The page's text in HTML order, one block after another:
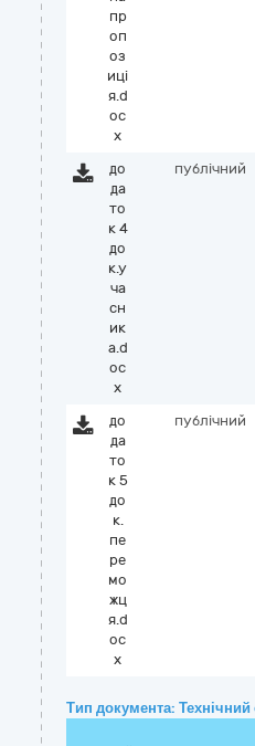
пр
оп
оз
иці
я.d
oc
x
до
да
то
к 4
до
к.у
ча
сн
ик
а.d
oc
x
публічний
до
да
то
к 5
до
к.
пе
ре
мо
жц
я.d
oc
x
публічний
Тип документа: Технічний